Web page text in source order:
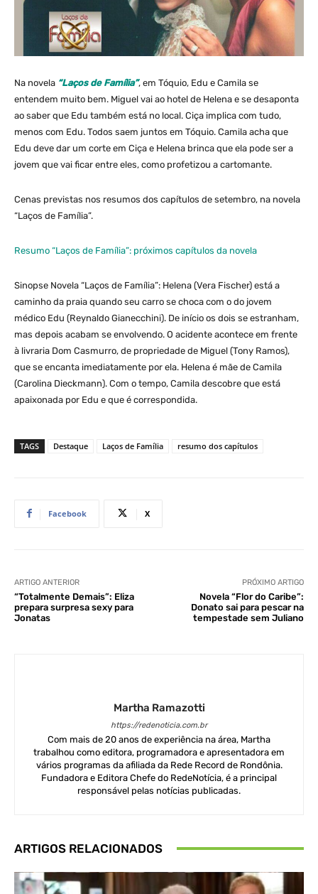
Na novela “Laços de Família”, em Tóquio, Edu e Camila se
entendem muito bem. Miguel vai ao hotel de Helena e se desaponta
ao saber que Edu também está no local. Ciça implica com tudo,
menos com Edu. Todos saem juntos em Tóquio. Camila acha que
Edu deve dar um corte em Ciça e Helena brinca que ela pode ser a
jovem que vai ficar entre eles, como profetizou a cartomante.
Cenas previstas nos resumos dos capítulos de setembro, na novela
“Laços de Família”.
Resumo “Laços de Família”: próximos capítulos da novela
Sinopse Novela “Laços de Família”: Helena (Vera Fischer) está a
caminho da praia quando seu carro se choca com o do jovem
médico Edu (Reynaldo Gianecchini). De início os dois se estranham,
mas depois acabam se envolvendo. O acidente acontece em frente
à livraria Dom Casmurro, de propriedade de Miguel (Tony Ramos),
que se encanta imediatamente por ela. Helena é mãe de Camila
(Carolina Dieckmann). Com o tempo, Camila descobre que está
apaixonada por Edu e que é correspondida.
TAGS Destaque Laços de Família resumo dos capítulos
Facebook X
ARTIGO ANTERIOR
“Totalmente Demais”: Eliza
prepara surpresa sexy para
Jonatas
PRÓXIMO ARTIGO
Novela “Flor do Caribe”:
Donato sai para pescar na
tempestade sem Juliano
Martha Ramazotti
https://redenoticia.com.br
Com mais de 20 anos de experiência na área, Martha
trabalhou como editora, programadora e apresentadora em
vários programas da afiliada da Rede Record de Rondônia.
Fundadora e Editora Chefe do RedeNotícia, é a principal
responsável pelas notícias publicadas.
ARTIGOS RELACIONADOS